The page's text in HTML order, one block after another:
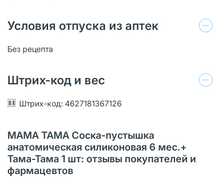
Условия отпуска из аптек
Без рецепта
Штрих-код и вес
Штрих-код: 4627181367126
МАМА ТАМА Соска-пустышка
анатомическая силиконовая 6 мес.+
Тама-Тама 1 шт: отзывы покупателей и
фармацевтов